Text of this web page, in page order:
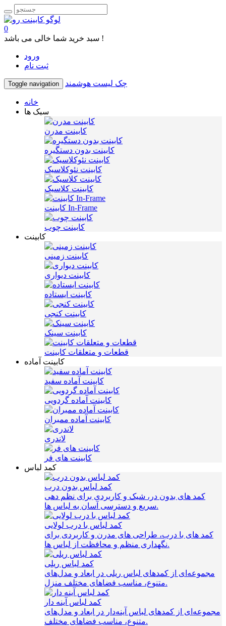
0
سبد خرید شما خالی می باشد !
ورود
ثبت نام
Toggle navigation چک لیست هوشمند
خانه
سبک ها
کابینت مدرن
کابینت بدون دستگیره
کابینت نئوکلاسیک
کابینت کلاسیک
کابینت In-Frame
کابینت چوب
کابینت
کابینت زمینی
کابینت دیواری
کابینت ایستاده
کابینت کنجی
کابینت سینک
قطعات و متعلقات کابینت
کابینت آماده
کابینت آماده سفید
کابینت آماده گردویی
کابینت آماده ممبران
لاندری
کابینت های فر
کمد لباس
کمد لباس بدون درب
کمد های بدون در، شیک و کاربردی برای نظم‌ دهی
سریع و دسترسی آسان به لباس‌ ها.
کمد لباس با درب لولایی
کمد های با درب، طراحی‌ های مدرن و کاربردی برای
نگهداری منظم و محافظت از لباس‌ ها.
کمد لباس ریلی
مجموعه‌ای از کمدهای لباس ریلی در ابعاد و مدل‌های
متنوع، مناسب فضاهای مختلف منزل.
کمد لباس آینه دار
مجموعه‌ای از کمدهای لباس آینه‌دار در ابعاد و مدل‌های
متنوع، مناسب فضاهای مختلف.